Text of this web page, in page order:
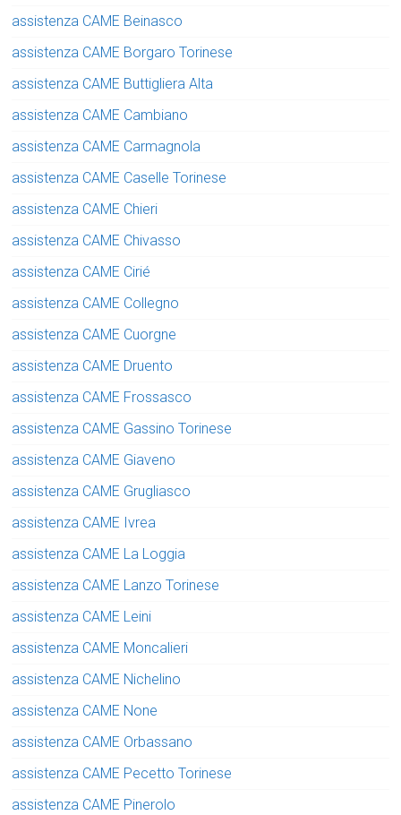
assistenza CAME Beinasco
assistenza CAME Borgaro Torinese
assistenza CAME Buttigliera Alta
assistenza CAME Cambiano
assistenza CAME Carmagnola
assistenza CAME Caselle Torinese
assistenza CAME Chieri
assistenza CAME Chivasso
assistenza CAME Cirié
assistenza CAME Collegno
assistenza CAME Cuorgne
assistenza CAME Druento
assistenza CAME Frossasco
assistenza CAME Gassino Torinese
assistenza CAME Giaveno
assistenza CAME Grugliasco
assistenza CAME Ivrea
assistenza CAME La Loggia
assistenza CAME Lanzo Torinese
assistenza CAME Leini
assistenza CAME Moncalieri
assistenza CAME Nichelino
assistenza CAME None
assistenza CAME Orbassano
assistenza CAME Pecetto Torinese
assistenza CAME Pinerolo